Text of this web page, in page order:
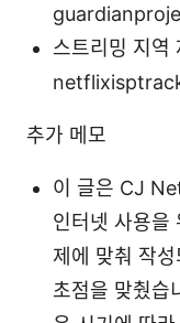
스트리밍 지역
추가 메모
이 글은 CJ
인터넷 사용을
제에 맞춰 작
초점을 맞췄습